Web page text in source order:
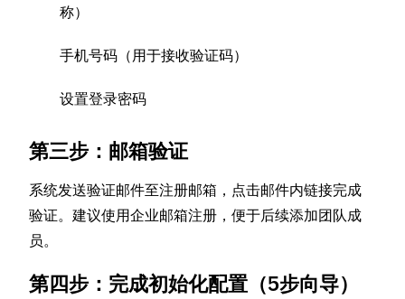
称）
手机号码（用于接收验证码）
设置登录密码
第三步：邮箱验证
系统发送验证邮件至注册邮箱，点击邮件内链接完成
验证。建议使用企业邮箱注册，便于后续添加团队成
员。
第四步：完成初始化配置（5步向导）